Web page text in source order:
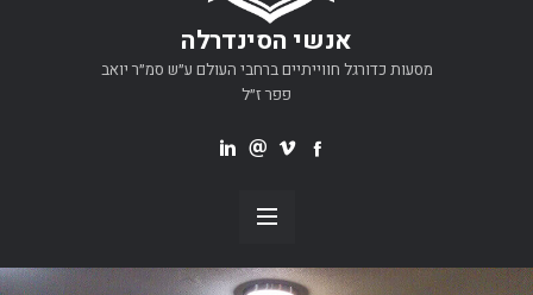
אנשי הסינדרלה
מסעות כדורגל חווייתיים ברחבי העולם ע״ש סמ״ר יואב
פפר ז״ל